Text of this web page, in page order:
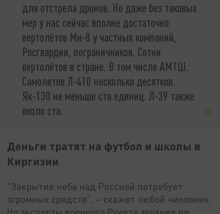
для отстрела дронов. Но даже без таковых
мер у нас сейчас вполне достаточно
вертолётов Ми-8 у частных компаний,
Росгвардии, пограничников. Сотни
вертолётов в стране. В том числе АМТШ.
Самолетов Л-410 несколько десятков.
Як-130 не меньше ста единиц. Л-39 также
около ста.
Деньги тратят на футбол и школы в
Киргизии
"Закрытие неба над Россией потребует
огромных средств", – скажет любой чиновник.